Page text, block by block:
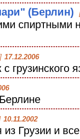
(Берлин)
спиртными
17.12.2006
грузинского
10.11.2002
Грузии и